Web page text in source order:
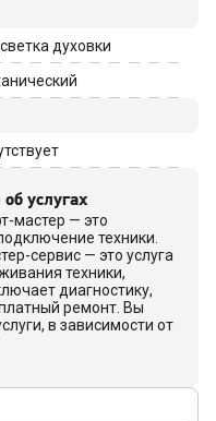
духовки
услугах
мастер — это
техники.
сервис — это услуга
техники,
диагностику,
ремонт. Вы
в зависимости от